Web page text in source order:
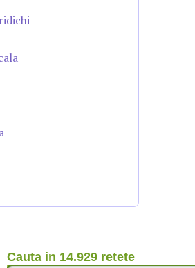
Cauta in 14.929 retete